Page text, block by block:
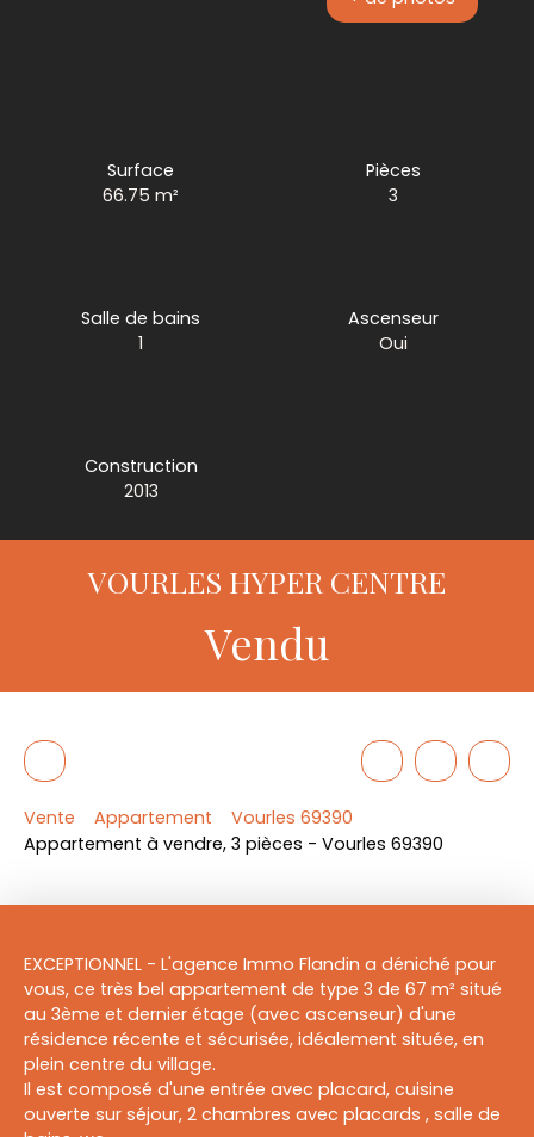
Surface
66.75m²
Pièces
3
Salle de bains
1
Ascenseur
Oui
Construction
2013
VOURLES HYPER CENTRE
Vendu
Vente Appartement
Vourles 69390
Appartement à vendre, 3 pièces - Vourles 69390
EXCEPTIONNEL - L'agence Immo Flandin a déniché pour
vous, ce très bel appartement de type 3 de 67 m² situé
au 3ème et dernier étage (avec ascenseur) d'une
résidence récente et sécurisée, idéalement située, en
plein centre du village.
Il est composé d'une entrée avec placard, cuisine
ouverte sur séjour, 2 chambres avec placards , salle de